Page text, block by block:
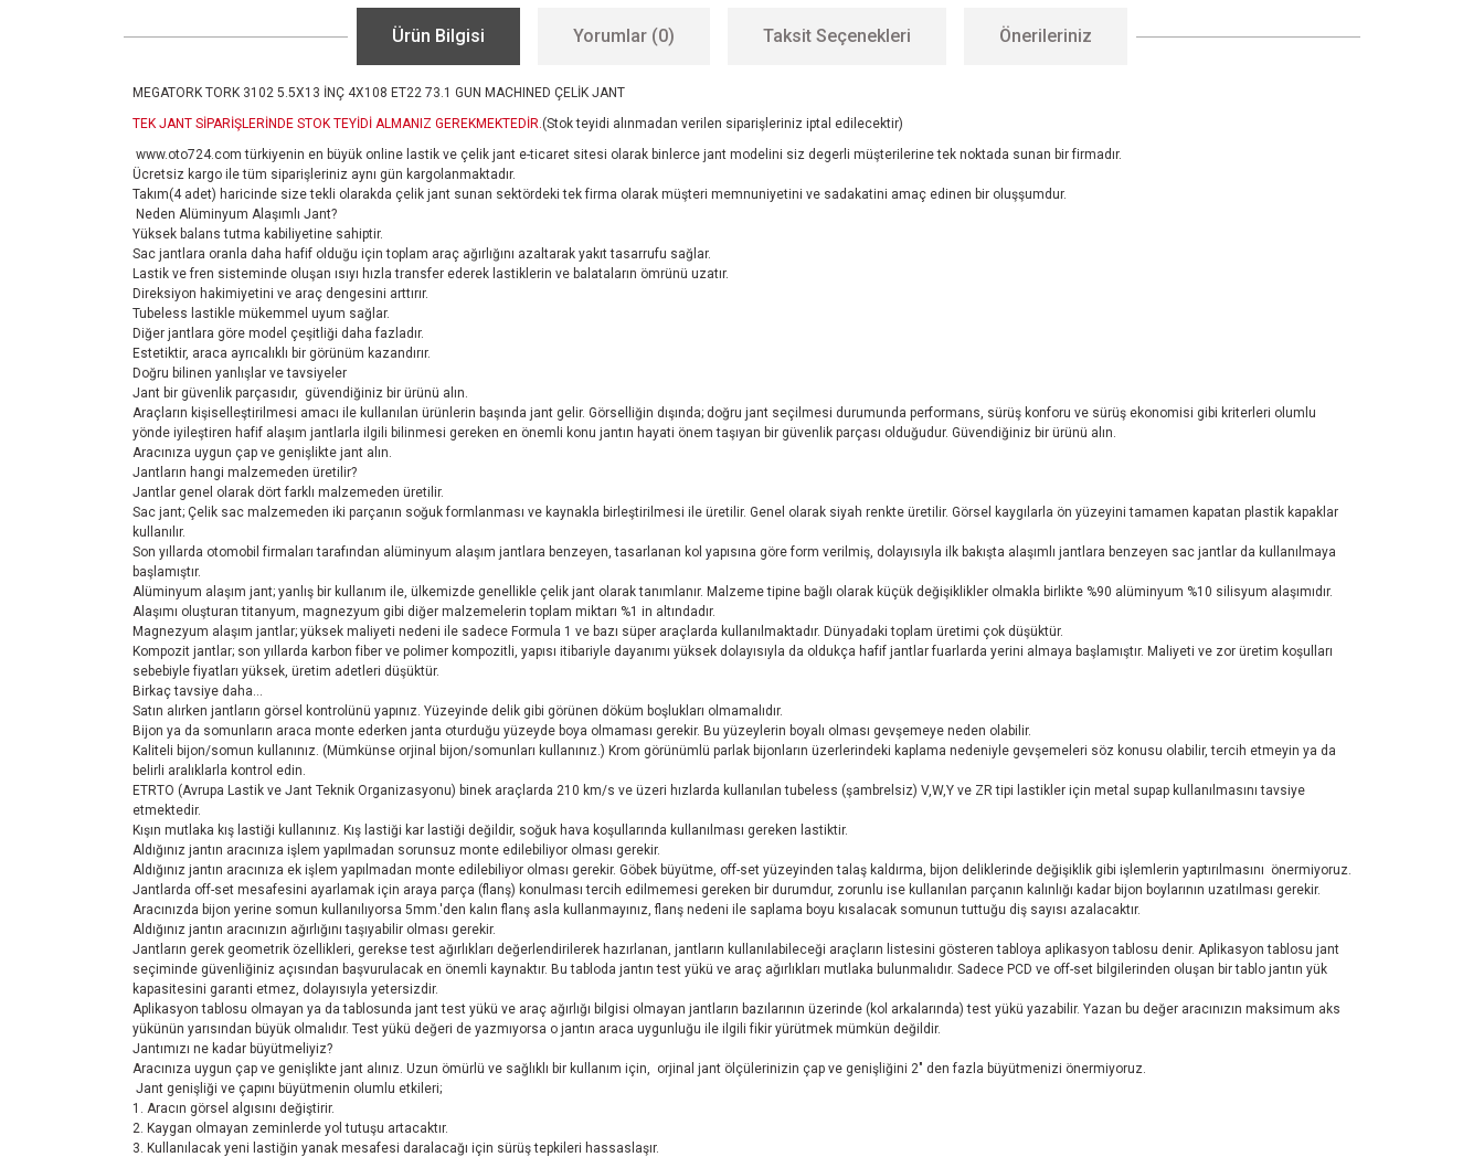
Ürün Bilgisi Yorumlar (0) Taksit Seçenekleri Önerileriniz
MEGATORK TORK 3102 5.5X13 İNÇ 4X108 ET22 73.1 GUN MACHINED ÇELİK JANT
TEK JANT SİPARİŞLERİNDE STOK TEYİDİ ALMANIZ GEREKMEKTEDİR.(Stok teyidi alınmadan verilen siparişleriniz iptal edilecektir)
www.oto724.com türkiyenin en büyük online lastik ve çelik jant e-ticaret sitesi olarak binlerce jant modelini siz degerli müşterilerine tek noktada sunan bir firmadır.
Ücretsiz kargo ile tüm siparişleriniz aynı gün kargolanmaktadır.
Takım(4 adet) haricinde size tekli olarakda çelik jant sunan sektördeki tek firma olarak müşteri memnuniyetini ve sadakatini amaç edinen bir oluşşumdur.
Neden Alüminyum Alaşımlı Jant?
Yüksek balans tutma kabiliyetine sahiptir.
Sac jantlara oranla daha hafif olduğu için toplam araç ağırlığını azaltarak yakıt tasarrufu sağlar.
Lastik ve fren sisteminde oluşan ısıyı hızla transfer ederek lastiklerin ve balataların ömrünü uzatır.
Direksiyon hakimiyetini ve araç dengesini arttırır.
Tubeless lastikle mükemmel uyum sağlar.
Diğer jantlara göre model çeşitliği daha fazladır.
Estetiktir, araca ayrıcalıklı bir görünüm kazandırır.
Doğru bilinen yanlışlar ve tavsiyeler
Jant bir güvenlik parçasıdır, güvendiğiniz bir ürünü alın.
Araçların kişiselleştirilmesi amacı ile kullanılan ürünlerin başında jant gelir. Görselliğin dışında; doğru jant seçilmesi durumunda performans, sürüş konforu ve sürüş ekonomisi gibi kriterleri olumlu
yönde iyileştiren hafif alaşım jantlarla ilgili bilinmesi gereken en önemli konu jantın hayati önem taşıyan bir güvenlik parçası olduğudur. Güvendiğiniz bir ürünü alın.
Aracınıza uygun çap ve genişlikte jant alın.
Jantların hangi malzemeden üretilir?
Jantlar genel olarak dört farklı malzemeden üretilir.
Sac jant; Çelik sac malzemeden iki parçanın soğuk formlanması ve kaynakla birleştirilmesi ile üretilir. Genel olarak siyah renkte üretilir. Görsel kaygılarla ön yüzeyini tamamen kapatan plastik kapaklar
kullanılır.
Son yıllarda otomobil firmaları tarafından alüminyum alaşım jantlara benzeyen, tasarlanan kol yapısına göre form verilmiş, dolayısıyla ilk bakışta alaşımlı jantlara benzeyen sac jantlar da kullanılmaya
başlamıştır.
Alüminyum alaşım jant; yanlış bir kullanım ile, ülkemizde genellikle çelik jant olarak tanımlanır. Malzeme tipine bağlı olarak küçük değişiklikler olmakla birlikte %90 alüminyum %10 silisyum alaşımıdır.
Alaşımı oluşturan titanyum, magnezyum gibi diğer malzemelerin toplam miktarı %1 in altındadır.
Magnezyum alaşım jantlar; yüksek maliyeti nedeni ile sadece Formula 1 ve bazı süper araçlarda kullanılmaktadır. Dünyadaki toplam üretimi çok düşüktür.
Kompozit jantlar; son yıllarda karbon fiber ve polimer kompozitli, yapısı itibariyle dayanımı yüksek dolayısıyla da oldukça hafif jantlar fuarlarda yerini almaya başlamıştır. Maliyeti ve zor üretim koşulları
sebebiyle fiyatları yüksek, üretim adetleri düşüktür.
Birkaç tavsiye daha...
Satın alırken jantların görsel kontrolünü yapınız. Yüzeyinde delik gibi görünen döküm boşlukları olmamalıdır.
Bijon ya da somunların araca monte ederken janta oturduğu yüzeyde boya olmaması gerekir. Bu yüzeylerin boyalı olması gevşemeye neden olabilir.
Kaliteli bijon/somun kullanınız. (Mümkünse orjinal bijon/somunları kullanınız.) Krom görünümlü parlak bijonların üzerlerindeki kaplama nedeniyle gevşemeleri söz konusu olabilir, tercih etmeyin ya da
belirli aralıklarla kontrol edin.
ETRTO (Avrupa Lastik ve Jant Teknik Organizasyonu) binek araçlarda 210 km/s ve üzeri hızlarda kullanılan tubeless (şambrelsiz) V,W,Y ve ZR tipi lastikler için metal supap kullanılmasını tavsiye
etmektedir.
Kışın mutlaka kış lastiği kullanınız. Kış lastiği kar lastiği değildir, soğuk hava koşullarında kullanılması gereken lastiktir.
Aldığınız jantın aracınıza işlem yapılmadan sorunsuz monte edilebiliyor olması gerekir.
Aldığınız jantın aracınıza ek işlem yapılmadan monte edilebiliyor olması gerekir. Göbek büyütme, off-set yüzeyinden talaş kaldırma, bijon deliklerinde değişiklik gibi işlemlerin yaptırılmasını önermiyoruz.
Jantlarda off-set mesafesini ayarlamak için araya parça (flanş) konulması tercih edilmemesi gereken bir durumdur, zorunlu ise kullanılan parçanın kalınlığı kadar bijon boylarının uzatılması gerekir.
Aracınızda bijon yerine somun kullanılıyorsa 5mm.'den kalın flanş asla kullanmayınız, flanş nedeni ile saplama boyu kısalacak somunun tuttuğu diş sayısı azalacaktır.
Aldığınız jantın aracınızın ağırlığını taşıyabilir olması gerekir.
Jantların gerek geometrik özellikleri, gerekse test ağırlıkları değerlendirilerek hazırlanan, jantların kullanılabileceği araçların listesini gösteren tabloya aplikasyon tablosu denir. Aplikasyon tablosu jant
seçiminde güvenliğiniz açısından başvurulacak en önemli kaynaktır. Bu tabloda jantın test yükü ve araç ağırlıkları mutlaka bulunmalıdır. Sadece PCD ve off-set bilgilerinden oluşan bir tablo jantın yük
kapasitesini garanti etmez, dolayısıyla yetersizdir.
Aplikasyon tablosu olmayan ya da tablosunda jant test yükü ve araç ağırlığı bilgisi olmayan jantların bazılarının üzerinde (kol arkalarında) test yükü yazabilir. Yazan bu değer aracınızın maksimum aks
yükünün yarısından büyük olmalıdır. Test yükü değeri de yazmıyorsa o jantın araca uygunluğu ile ilgili fikir yürütmek mümkün değildir.
Jantımızı ne kadar büyütmeliyiz?
Aracınıza uygun çap ve genişlikte jant alınız. Uzun ömürlü ve sağlıklı bir kullanım için, orjinal jant ölçülerinizin çap ve genişliğini 2" den fazla büyütmenizi önermiyoruz.
Jant genişliği ve çapını büyütmenin olumlu etkileri;
1. Aracın görsel algısını değiştirir.
2. Kaygan olmayan zeminlerde yol tutuşu artacaktır.
3. Kullanılacak yeni lastiğin yanak mesafesi daralacağı için sürüş tepkileri hassaslaşır.